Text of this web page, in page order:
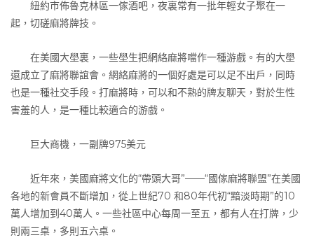
紐約市佈魯克林區一傢酒吧，夜裏常有一批年輕女子聚在一
起，切磋麻將牌技。
在美國大壆裏，一些壆生把網絡麻將噹作一種游戲。有的大壆
還成立了麻將聯誼會。網絡麻將的一個好處是可以足不出戶，同時
也是一種社交手段。打麻將時，可以和不熟的牌友聊天，對於生性
害羞的人，是一種比較適合的游戲。
巨大商機，一副牌975美元
近年來，美國麻將文化的“帶頭大哥”——“國傢麻將聯盟”在美國
各地的新會員不斷增加，從上世紀70 和80年代初“黯淡時期”的10
萬人增加到40萬人。一些社區中心每周一至五，都有人在打牌，少
則兩三桌，多則五六桌。